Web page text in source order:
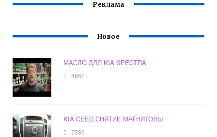
Реклама
Новое
МАСЛО ДЛЯ KIA SPECTRA
4662
KIA CEED СНЯТИЕ МАГНИТОЛЫ
7389